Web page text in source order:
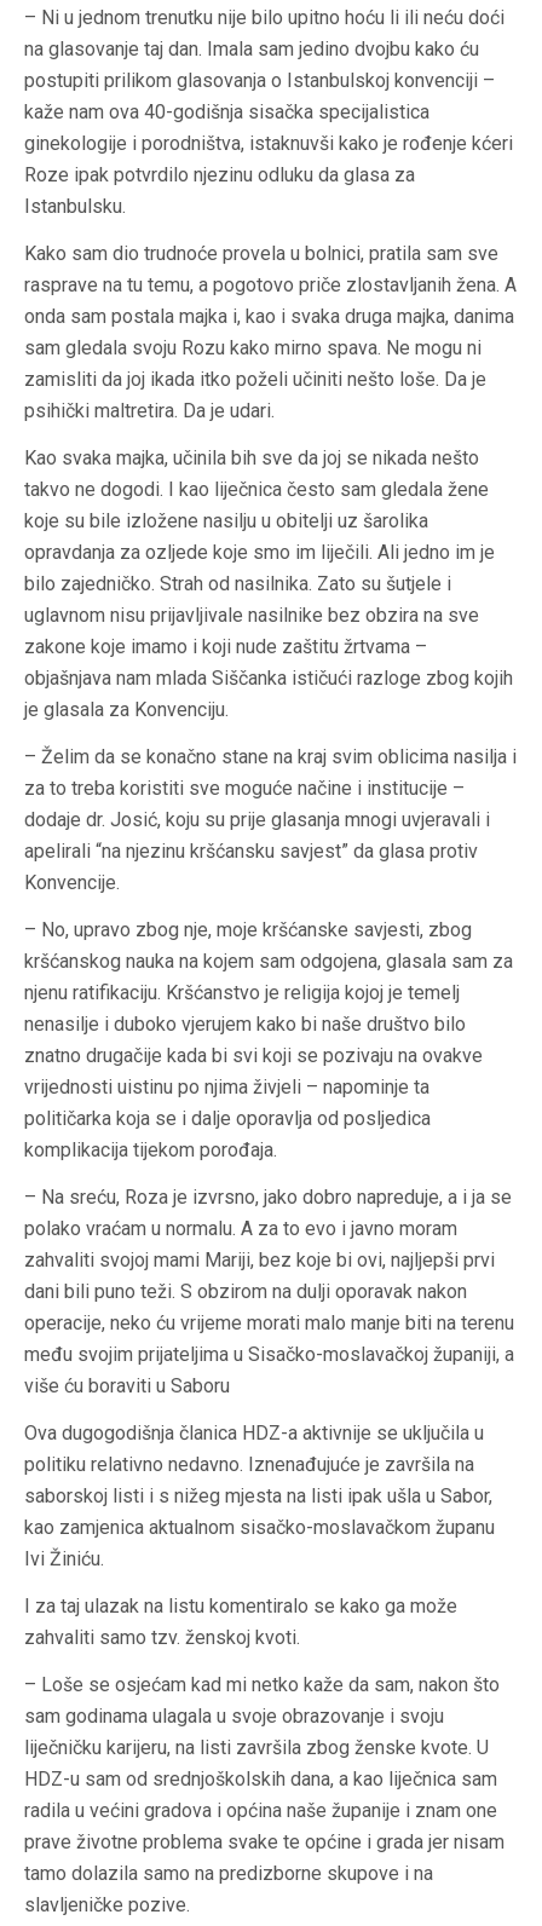
– Ni u jednom trenutku nije bilo upitno hoću li ili neću doći
na glasovanje taj dan. Imala sam jedino dvojbu kako ću
postupiti prilikom glasovanja o Istanbulskoj konvenciji –
kaže nam ova 40-godišnja sisačka specijalistica
ginekologije i porodništva, istaknuvši kako je rođenje kćeri
Roze ipak potvrdilo njezinu odluku da glasa za
Istanbulsku.
Kako sam dio trudnoće provela u bolnici, pratila sam sve
rasprave na tu temu, a pogotovo priče zlostavljanih žena. A
onda sam postala majka i, kao i svaka druga majka, danima
sam gledala svoju Rozu kako mirno spava. Ne mogu ni
zamisliti da joj ikada itko poželi učiniti nešto loše. Da je
psihički maltretira. Da je udari.
Kao svaka majka, učinila bih sve da joj se nikada nešto
takvo ne dogodi. I kao liječnica često sam gledala žene
koje su bile izložene nasilju u obitelji uz šarolika
opravdanja za ozljede koje smo im liječili. Ali jedno im je
bilo zajedničko. Strah od nasilnika. Zato su šutjele i
uglavnom nisu prijavljivale nasilnike bez obzira na sve
zakone koje imamo i koji nude zaštitu žrtvama –
objašnjava nam mlada Siščanka ističući razloge zbog kojih
je glasala za Konvenciju.
– Želim da se konačno stane na kraj svim oblicima nasilja i
za to treba koristiti sve moguće načine i institucije –
dodaje dr. Josić, koju su prije glasanja mnogi uvjeravali i
apelirali “na njezinu kršćansku savjest” da glasa protiv
Konvencije.
– No, upravo zbog nje, moje kršćanske savjesti, zbog
kršćanskog nauka na kojem sam odgojena, glasala sam za
njenu ratifikaciju. Kršćanstvo je religija kojoj je temelj
nenasilje i duboko vjerujem kako bi naše društvo bilo
znatno drugačije kada bi svi koji se pozivaju na ovakve
vrijednosti uistinu po njima živjeli – napominje ta
političarka koja se i dalje oporavlja od posljedica
komplikacija tijekom porođaja.
– Na sreću, Roza je izvrsno, jako dobro napreduje, a i ja se
polako vraćam u normalu. A za to evo i javno moram
zahvaliti svojoj mami Mariji, bez koje bi ovi, najljepši prvi
dani bili puno teži. S obzirom na dulji oporavak nakon
operacije, neko ću vrijeme morati malo manje biti na terenu
među svojim prijateljima u Sisačko-moslavačkoj županiji, a
više ću boraviti u Saboru
Ova dugogodišnja članica HDZ-a aktivnije se uključila u
politiku relativno nedavno. Iznenađujuće je završila na
saborskoj listi i s nižeg mjesta na listi ipak ušla u Sabor,
kao zamjenica aktualnom sisačko-moslavačkom županu
Ivi Žiniću.
I za taj ulazak na listu komentiralo se kako ga može
zahvaliti samo tzv. ženskoj kvoti.
– Loše se osjećam kad mi netko kaže da sam, nakon što
sam godinama ulagala u svoje obrazovanje i svoju
liječničku karijeru, na listi završila zbog ženske kvote. U
HDZ-u sam od srednjoškolskih dana, a kao liječnica sam
radila u većini gradova i općina naše županije i znam one
prave životne problema svake te općine i grada jer nisam
tamo dolazila samo na predizborne skupove i na
slavljeničke pozive.